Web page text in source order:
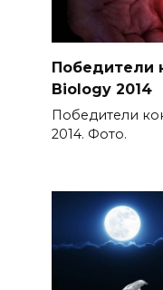
Победители
Biology 2014
Победители
2014. Фото.